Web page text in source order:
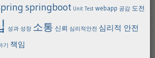
springboot Unit Test webapp 공감 도전
성과 성장 소통 신뢰 심리적안전 심리적 안전
기 책임